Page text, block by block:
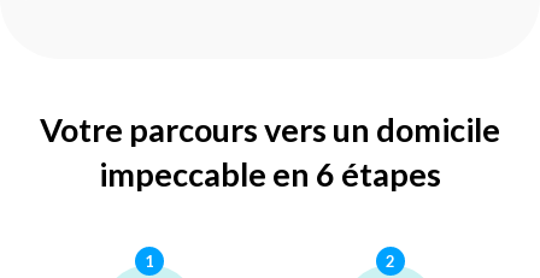
Votre parcours vers un domicile
impeccable en 6 étapes
1 2